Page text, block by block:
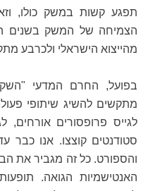
תפגע קשות במשק כולו,
הצמיחה של המשק בשנים
מהייצוא הישראלי ולכרבע
בפועל, החרם המדעי
מתקשים להשיג שיתופי
לגייס פרופסורים אורחים,
סטודנטים קוצצו. אנו
והספורט. כל זה מגביר את
האנטישמיות הגואה.